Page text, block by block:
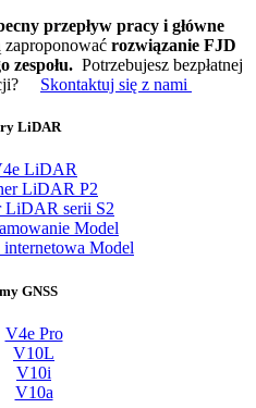
przepływ pracy i główne
zaproponować rozwiązanie FJD
zespołu.Potrzebujesz bezpłatnej
Skontaktuj się z nami
LiDAR
LiDAR
LiDAR P2
LiDAR serii S2
Model
internetowa Model
GNSS
V4e Pro
V10L
V10i
V10a